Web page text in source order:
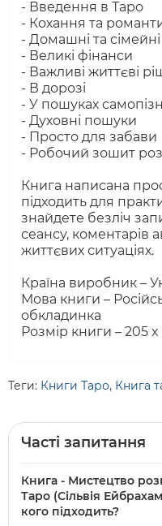
- Введення в Таро
- Кохання та
- Домашні та
- Великі фінанси
- Важливі життєві
- В дорозі
- У пошуках
- Духовні пошуки
- Просто для забави
- Робочий зошит
Книга написана
підходить для
знайдете безліч
сеансу, коментарів
життєвих ситуаціях.
Країна виробник –
Мова книги –
обкладинка
Розмір книги – 205
Теги: Книги Таро, Книга
Часті запитання
Книга - Мистецтво
Таро (Сільвія
кого підходить?